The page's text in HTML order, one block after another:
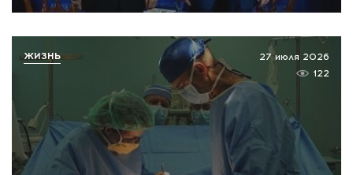
27 июля 2026
122
ЖИЗНЬ